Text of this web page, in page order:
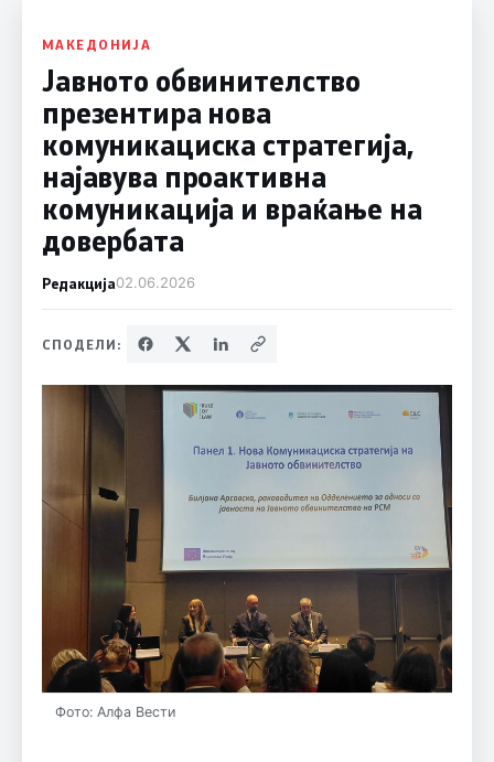
МАКЕДОНИЈА
Јавното обвинителство
презентира нова
комуникациска стратегија,
најавува проактивна
комуникација и враќање на
довербата
Редакција02.06.2026
СПОДЕЛИ:
Фото: Алфа Вести